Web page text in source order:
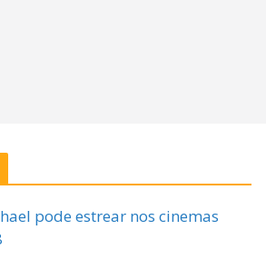
pode estrear nos cinemas